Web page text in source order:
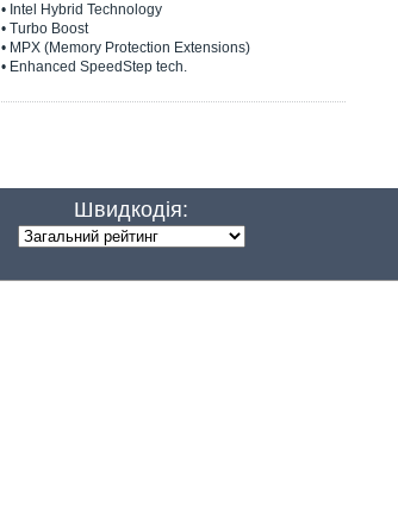
• Intel Hybrid Technology
• Turbo Boost
• MPX (Memory Protection Extensions)
• Enhanced SpeedStep tech.
Швидкодія: